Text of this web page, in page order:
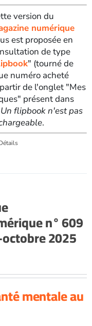
version du
numérique
est proposée en
de type
" (tourné de
numéro acheté
de l'onglet "Mes
présent dans
flipbook n'est pas
.
n° 609
2025
mentale au